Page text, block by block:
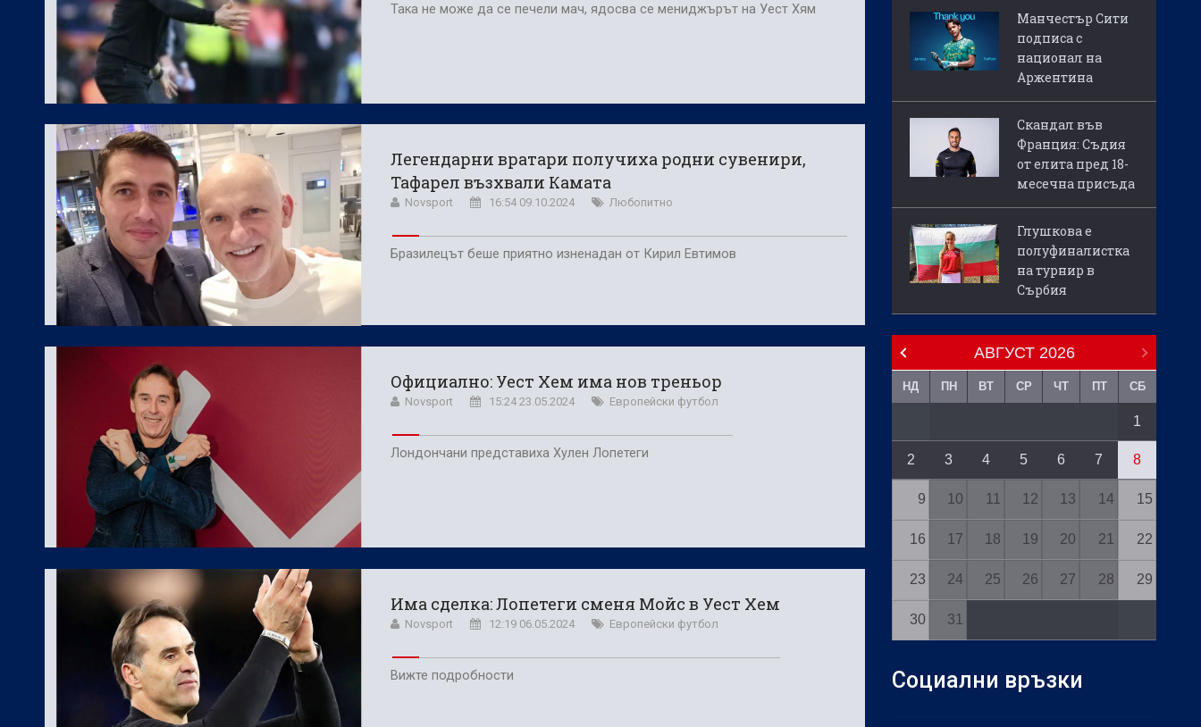
Така не може да се печели мач, ядосва се мениджърът на Уест Хям
Легендарни вратари получиха родни сувенири,
Тафарел възхвали Камата
Novsport 16:54 09.10.2024 Любопитно
Бразилецът беше приятно изненадан от Кирил Евтимов
Официално: Уест Хем има нов треньор
Novsport 15:24 23.05.2024 Европейски футбол
Лондончани представиха Хулен Лопетеги
Има сделка: Лопетеги сменя Мойс в Уест Хем
Novsport 12:19 06.05.2024 Европейски футбол
Вижте подробности
Манчестър Сити
подписа с
национал на
Аржентина
Скандал във
Франция: Съдия
от елита пред 18-
месечна присъда
Глушкова е
полуфиналистка
на турнир в
Сърбия
АВГУСТ 2026
НД ПН ВТ СР ЧТ ПТ СБ
1
2 3 4 5 6 7 8
9 10 11 12 13 14 15
16 17 18 19 20 21 22
23 24 25 26 27 28 29
30 31
Социални връзки